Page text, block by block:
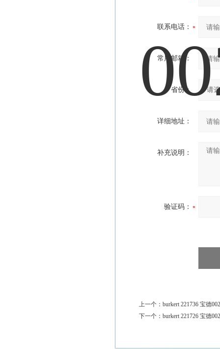
联系电话：
常用邮箱：
省份：
详细地址：
补充说明：
验证码：
上一个： burkert 221736 宝德
下一个： burkert 221726 宝德